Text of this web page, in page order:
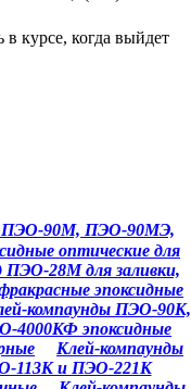
курсе, когда выйдет
ПЭО-90М, ПЭО-90МЭ,
оптические для
ПЭО-28М для заливки,
эпоксидные
компаунды ПЭО-90К,
эпоксидные
Клей-компаунды
113К и ПЭО-221К